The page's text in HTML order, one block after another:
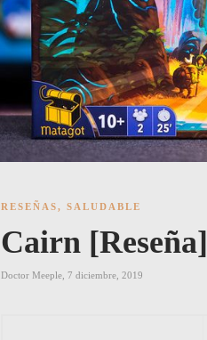
RESEÑAS, SALUDABLE
Cairn [Reseña]
Doctor Meeple 7 diciembre, 2019